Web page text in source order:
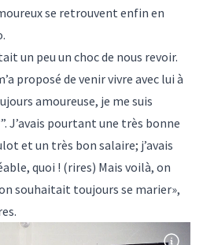
se retrouvent enfin en
un peu un choc de nous revoir.
proposé de venir vivre avec lui à
amoureuse, je me suis
J’avais pourtant une très bonne
et un très bon salaire; j’avais
quoi ! (rires) Mais voilà, on
souhaitait toujours se marier»,